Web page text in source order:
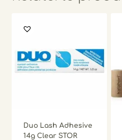
Duo Lash Adhesive
14g Clear STOR